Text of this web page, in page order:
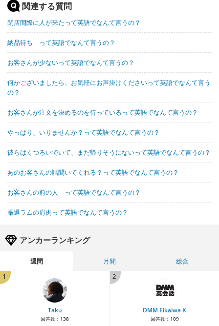
関連する質問
閉店間際に人が来たって英語でなんて言うの？
納品待ち って英語でなんて言うの？
お客さんが少ないって英語でなんて言うの？
何かございましたら、お気軽にお声掛けくださいって英語でなんて言う
の？
お客さんが注文を決めるのを待っているって英語でなんて言うの？
やっぱり、いりませんか？って英語でなんて言うの？
彼らはくつろいでいて、まだ帰りそうにないって英語でなんて言うの？
あのお客さんの話聞いてくれる？って英語でなんて言うの？
お客さんの前の人 って英語でなんて言うの？
厳選ラムの肩肉って英語でなんて言うの？
アンカーランキング
週間 月間
総合
1
Taku
回答数： 138
2
DMM Eikaiwa K
回答数： 109